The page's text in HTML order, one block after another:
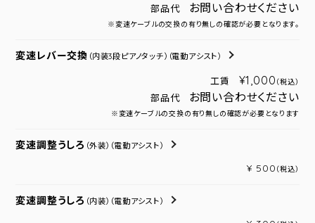
部品代 お問い合わせください
※変速ケーブルの交換の有り無しの確認が必要となります。
変速レバー交換 （内装3段ピアノタッチ） （電動アシスト）
工賃 ¥1,000 （税込）
部品代 お問い合わせください
※変速ケーブルの交換の有り無しの確認が必要となります
変速調整うしろ （外装） （電動アシスト）
¥ 500 （税込）
変速調整うしろ （内装） （電動アシスト）